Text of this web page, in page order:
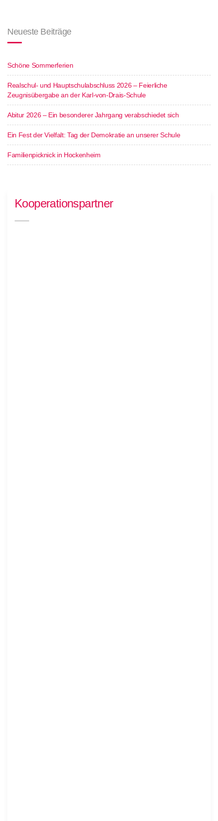
Neueste Beiträge
Schöne Sommerferien
Realschul- und Hauptschulabschluss 2026 – Feierliche
Zeugnisübergabe an der Karl-von-Drais-Schule
Abitur 2026 – Ein besonderer Jahrgang verabschiedet sich
Ein Fest der Vielfalt: Tag der Demokratie an unserer Schule
Familienpicknick in Hockenheim
Kooperationspartner